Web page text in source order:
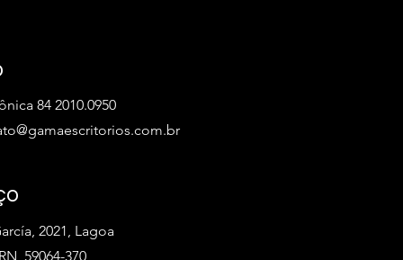
84 2010.0950
2021, Lagoa
59064-370